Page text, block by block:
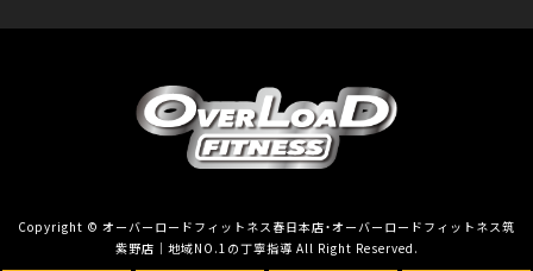
Copyright © オーバーロードフィットネス春日本店・オーバーロードフィットネス筑
紫野店｜地域NO.1の丁寧指導 All Right Reserved.